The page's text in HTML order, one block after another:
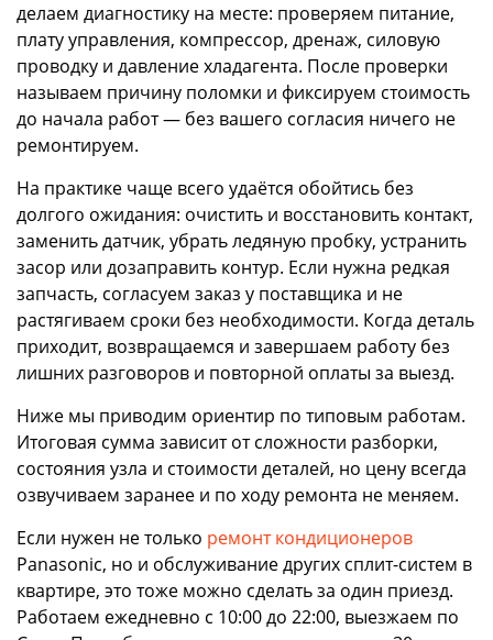
делаем диагностику на месте: проверяем питание,
плату управления, компрессор, дренаж, силовую
проводку и давление хладагента. После проверки
называем причину поломки и фиксируем стоимость
до начала работ — без вашего согласия ничего не
ремонтируем.
На практике чаще всего удаётся обойтись без
долгого ожидания: очистить и восстановить контакт,
заменить датчик, убрать ледяную пробку, устранить
засор или дозаправить контур. Если нужна редкая
запчасть, согласуем заказ у поставщика и не
растягиваем сроки без необходимости. Когда деталь
приходит, возвращаемся и завершаем работу без
лишних разговоров и повторной оплаты за выезд.
Ниже мы приводим ориентир по типовым работам.
Итоговая сумма зависит от сложности разборки,
состояния узла и стоимости деталей, но цену всегда
озвучиваем заранее и по ходу ремонта не меняем.
Если нужен не только ремонт кондиционеров
Panasonic, но и обслуживание других сплит-систем в
квартире, это тоже можно сделать за один приезд.
Работаем ежедневно с 10:00 до 22:00, выезжаем по